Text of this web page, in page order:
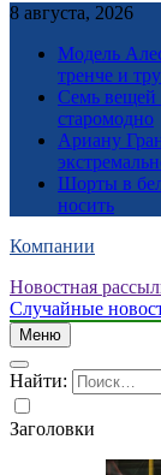
8 августа, 2026
Модель
тренче и
Семь вещей
старомодно
Ариану
Шорты в
носить
Компании
Новостная
Случайные
Меню
Найти:
Заголовки